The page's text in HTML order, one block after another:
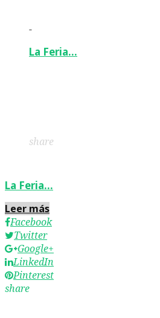
-
La Feria…
share
La Feria…
Leer más
Facebook
Twitter
Google+
LinkedIn
Pinterest
share